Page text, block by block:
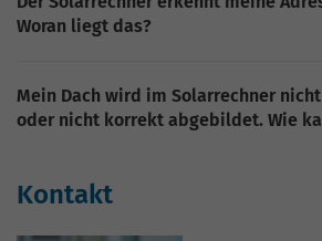
Woran liegt das?
Mein Dach wird im Solarrechner
oder nicht korrekt abgebildet. Wie
Kontakt